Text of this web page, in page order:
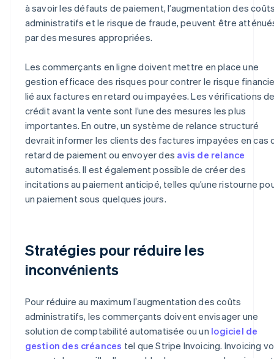
à savoir les défauts de paiement, l’augmentation des
administratifs et le risque de fraude, peuvent être
par des mesures appropriées.
Les commerçants en ligne doivent mettre en place une
gestion efficace des risques pour contrer le risque
lié aux factures en retard ou impayées. Les vérifications
crédit avant la vente sont l’une des mesures les plus
importantes. En outre, un système de relance structuré
devrait informer les clients des factures impayées en cas
retard de paiement ou envoyer des avis de relance
automatisés. Il est également possible de créer des
incitations au paiement anticipé, telles qu’une ristourne
un paiement sous quelques jours.
Stratégies pour réduire les
inconvénients
Pour réduire au maximum l’augmentation des coûts
administratifs, les commerçants doivent envisager une
solution de comptabilité automatisée ou un logiciel de
gestion des créances tel que Stripe Invoicing. Invoicing